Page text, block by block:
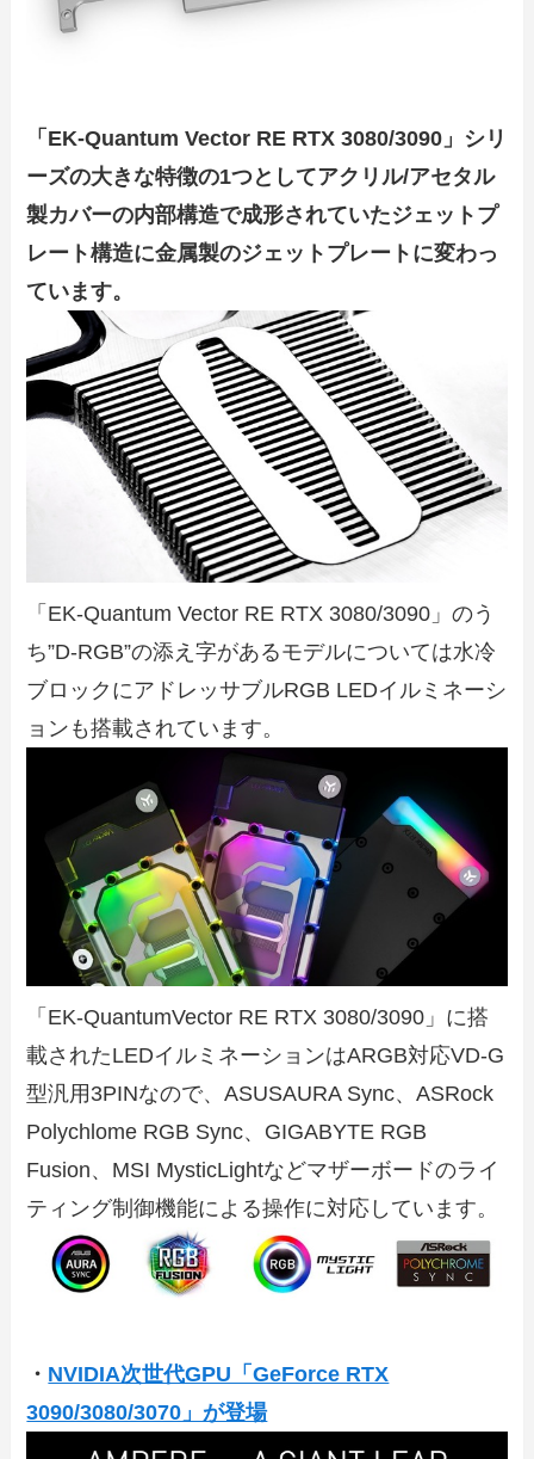
「EK-Quantum Vector RE RTX 3080/3090」シリ
ーズの大きな特徴の1つとしてアクリル/アセタル
製カバーの内部構造で成形されていたジェットプ
レート構造に金属製のジェットプレートに変わっ
ています。
「EK-Quantum Vector RE RTX 3080/3090」のう
ち”D-RGB”の添え字があるモデルについては水冷
ブロックにアドレッサブルRGB LEDイルミネーシ
ョンも搭載されています。
「EK-QuantumVector RE RTX 3080/3090」に搭
載されたLEDイルミネーションはARGB対応VD-G
型汎用3PINなので、ASUSAURA Sync、ASRock
Polychlome RGB Sync、GIGABYTE RGB
Fusion、MSI MysticLightなどマザーボードのライ
ティング制御機能による操作に対応しています。
・ NVIDIA次世代GPU「GeForce RTX
3090/3080/3070」が登場